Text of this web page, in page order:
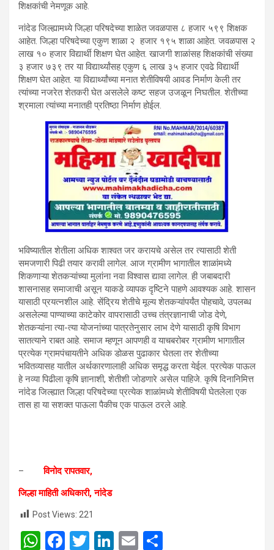
शिक्षकांची नेमणूक आहे.
नांदेड जिल्ह्यामध्ये जिल्हा परिषदेच्या शाळेत जवळपास ८ हजार ५९९ शिक्षक
आहेत. जिल्हा परिषदेच्या एकुण शाळा २ हजार १९५ शाळा आहेत. जवळपास २
लाख १० हजार विद्यार्थी शिक्षण घेत आहेत. खाजगी शाळांसह शिक्षकांची संख्या
३ हजार ७३९ तर या विद्यार्थ्यांसह एकुण ६ लाख ३५ हजार एवढे विद्यार्थी
शिक्षण घेत आहेत. या विद्यार्थ्यांच्या मनात शेतीविषयी आवड निर्माण केली तर
त्यांच्या नजरेत शेतकरी घेत असलेले कष्ट सहज उजळून निघतील. शेतीच्या
श्रमाला त्यांच्या मनातही प्रतिष्ठा निर्माण होईल.
भविष्यातील शेतीला अधिक शाश्वत जर करायचे असेल तर त्यासाठी शेती
समजणारी पिढी तयार करावी लागेल. आज ग्रामीण भागातील शाळांमध्ये
शिकणाऱ्या शेतकऱ्यांच्या मुलांना नवा विश्वास द्यावा लागेल. ही जबाबदारी
शासनासह समाजाची असून याकडे व्यापक दृष्टिने पाहणे आवश्यक आहे. शासन
यासाठी प्रयत्नशील आहे. सेंद्रिय शेतीचे मूल्य शेतकऱ्यांपर्यंत पोहचावे, उपलब्ध
असलेल्या पाण्याच्या काटेकोर वापरासाठी उच्च तंत्रज्ञानाची जोड देणे,
शेतकऱ्यांना त्या-त्या योजनांच्या पात्रतेनुसार लाभ देणे यासाठी कृषि विभाग
सातत्याने राबत आहे. समाज म्हणून आपणही व याचबरोबर ग्रामीण भागातील
प्रत्येक ग्रामपंचायतीने अधिक डोळस पुढाकार घेतला तर शेतीच्या
भवितव्यासह यातील अर्थकारणालाही अधिक समृद्ध करता येईल. प्रत्येक पाऊल
हे नव्या पिढीला कृषि ज्ञानाशी, शेतीशी जोडणारे असेल पाहिजे. कृषि दिनानिमित्त
नांदेड जिल्ह्यात जिल्हा परिषदेच्या प्रत्येक शाळांमध्ये शेतीविषयी घेतलेला एक
तास हा या सशक्त पाऊला पैकीच एक पाऊल ठरले आहे.
–विनोद रापतवार,
जिल्हा माहिती अधिकारी, नांदेड
Post Views: 221
W
F
T
Li
E